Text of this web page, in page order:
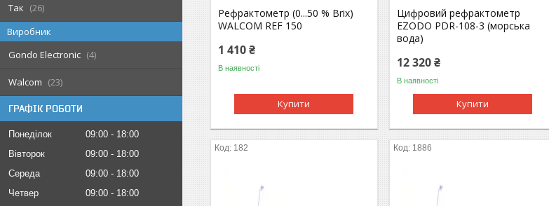
Так
26
Виробник
Gondo Electronic
4
Walcom 23
ГРАФІК РОБОТИ
Понеділок 09:00
18:00
Вівторок
09:00
18:00
Середа
09:00
18:00
Четвер
09:00
18:00
Рефрактометр (0...50 % Brix)
WALCOM REF 150
1 410 ₴
В наявності
Купити
Цифровий рефрактометр
EZODO PDR-108-3 (морська
вода)
12 320 ₴
В наявності
Купити
182 1886